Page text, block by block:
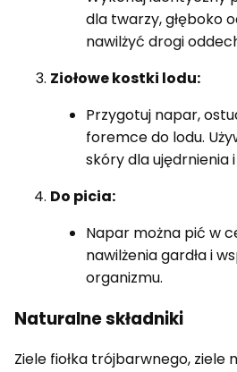
dla twarzy, głęboko
nawilżyć drogi
Ziołowe kostki lodu:
Przygotuj napar,
foremce do lodu.
skóry dla ujędrnienia
Do picia:
Napar można pić w
nawilżenia gardła i
organizmu.
Naturalne składniki
Ziele fiołka trójbarwnego, ziele